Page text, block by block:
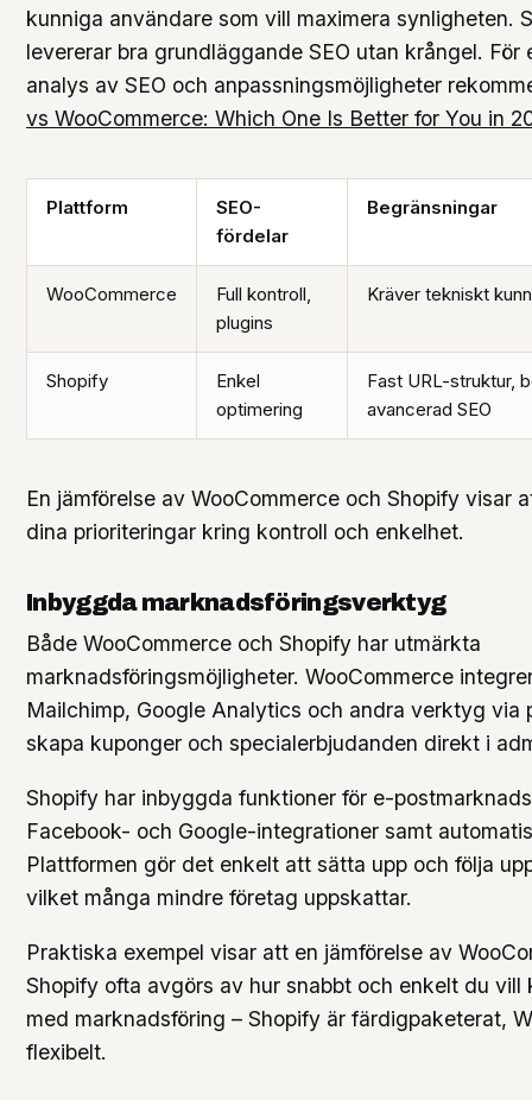
kunniga användare som vill maximera synligheten.
levererar bra grundläggande SEO utan krångel. För
analys av SEO och anpassningsmöjligheter
vs WooCommerce: Which One Is Better for You in
Plattform
SEO-
fördelar
Begränsningar
WooCommerce
Full kontroll,
plugins
Kräver tekniskt
Shopify
Enkel
optimering
Fast URL-struktur,
avancerad SEO
En jämförelse av WooCommerce och Shopify visar
dina prioriteringar kring kontroll och enkelhet.
Inbyggda marknadsföringsverktyg
Både WooCommerce och Shopify har utmärkta
marknadsföringsmöjligheter. WooCommerce
Mailchimp, Google Analytics och andra verktyg via
skapa kuponger och specialerbjudanden direkt i
Shopify har inbyggda funktioner för e-
Facebook- och Google-integrationer samt
Plattformen gör det enkelt att sätta upp och följa
vilket många mindre företag uppskattar.
Praktiska exempel visar att en jämförelse av
Shopify ofta avgörs av hur snabbt och enkelt du vill
med marknadsföring – Shopify är färdigpaketerat,
flexibelt.